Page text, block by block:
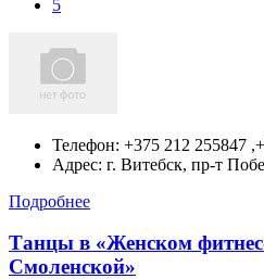
5
Телефон: +375 212 255847
Адрес: г. Витебск, пр-т
Подробнее
Танцы в «Женском
Смоленской»